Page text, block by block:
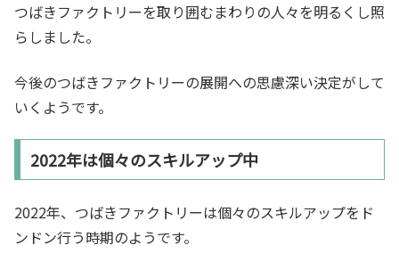
つばきファクトリーを取り囲むまわりの人々を明るくし照
らしました。
今後のつばきファクトリーの展開への思慮深い決定がして
いくようです。
2022年は個々のスキルアップ中
2022年、つばきファクトリーは個々のスキルアップをド
ンドン行う時期のようです。